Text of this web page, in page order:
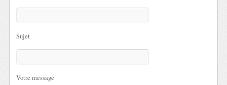
Sujet
Votre message